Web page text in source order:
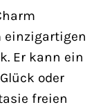
einzigartigen
Er kann ein
oder
freien